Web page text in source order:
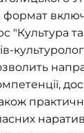
формат
"Культура